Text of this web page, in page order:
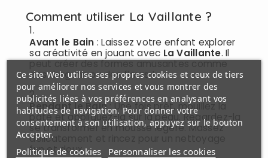
Comment utiliser La Vaillante ?
Avant le Bain : Laissez votre enfant explorer
sa créativité en jouant avec La Vaillante. Il
peut créer des formes amusantes comme
des dragons ou des fleurs !
Pendant le Bain: Une fois prêt, mouillez la
pâte et appliquez-la sur la peau. Regardez-la
se transformer en mousse légère. Massez
délicatement et rincez pour un nettoyage
fun et doux.
Ce site Web utilise ses propres cookies et ceux de tiers
pour améliorer nos services et vous montrer des
publicités liées à vos préférences en analysant vos
habitudes de navigation. Pour donner votre
consentement à son utilisation, appuyez sur le bouton
Accepter.
Politique de cookies Personnaliser les cookies